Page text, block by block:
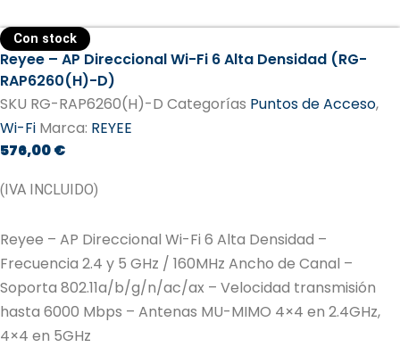
Con stock
Reyee – AP Direccional Wi-Fi 6 Alta Densidad (RG-
RAP6260(H)-D)
SKU RG-RAP6260(H)-D Categorías Puntos de Acceso,
Wi-Fi Marca: REYEE
576,00€
(IVA INCLUIDO)
Reyee – AP Direccional Wi-Fi 6 Alta Densidad –
Frecuencia 2.4 y 5 GHz / 160MHz Ancho de Canal –
Soporta 802.11a/b/g/n/ac/ax – Velocidad transmisión
hasta 6000 Mbps – Antenas MU-MIMO 4×4 en 2.4GHz,
4×4 en 5GHz